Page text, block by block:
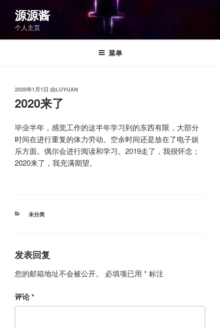
容
源源酱
个人主页
菜单
发
于
2020年1月1日 由LUYUAN
2020来了
毕业半年，感觉工作的这半年学习到的东西有限，大部分
时间在进行重复的体力劳动。空余时间还是放在了电子娱
乐方面。偶尔会进行阅读和学习。2019走了，我很怀念；
2020来了，我充满期望。
分
未分类
发表回复
您的邮箱地址不会被公开。 必填项已用 * 标注
评论*